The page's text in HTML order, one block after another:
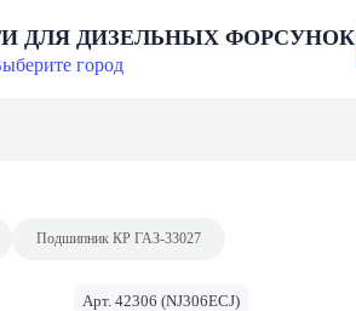
ДЛЯ ДИЗЕЛЬНЫХ ФОРСУНОК
город
Подшипник КР ГАЗ-33027
Арт. 42306 (NJ306ECJ)